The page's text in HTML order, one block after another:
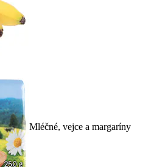
Mléčné, vejce a margaríny